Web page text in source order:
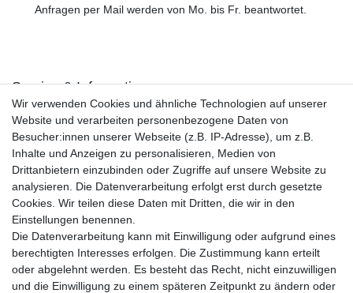
Anfragen per Mail werden von Mo. bis Fr. beantwortet.
Service & Informationen
Kontakt
Retouren
Widerrufsrecht
Widerrufs­formular
Impressum
Daten­schutz­erklärung
AGB
Größentabelle
Kataloge
Barrierefreiheitserklärung
Sicherheitsinformationen
Wir verwenden Cookies und ähnliche Technologien auf unserer
Website und verarbeiten personenbezogene Daten von
Besucher:innen unserer Webseite (z.B. IP-Adresse), um z.B.
Inhalte und Anzeigen zu personalisieren, Medien von
Drittanbietern einzubinden oder Zugriffe auf unsere Website zu
analysieren. Die Datenverarbeitung erfolgt erst durch gesetzte
Cookies. Wir teilen diese Daten mit Dritten, die wir in den
Einstellungen benennen.
Die Datenverarbeitung kann mit Einwilligung oder aufgrund eines
berechtigten Interesses erfolgen. Die Zustimmung kann erteilt
oder abgelehnt werden. Es besteht das Recht, nicht einzuwilligen
und die Einwilligung zu einem späteren Zeitpunkt zu ändern oder